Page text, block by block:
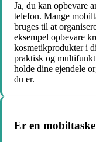
Ja, du kan opbevare
telefon. Mange
bruges til at
eksempel opbevare
kosmetikprodukter i
praktisk og
holde dine ejendele
du er.
Er en